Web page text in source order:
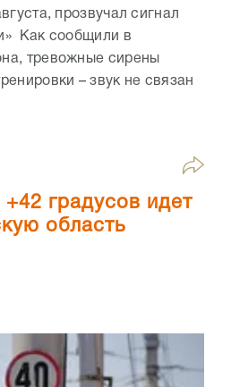
прозвучал сигнал
Как сообщили в
тревожные сирены
– звук не связан
градусов идет
область